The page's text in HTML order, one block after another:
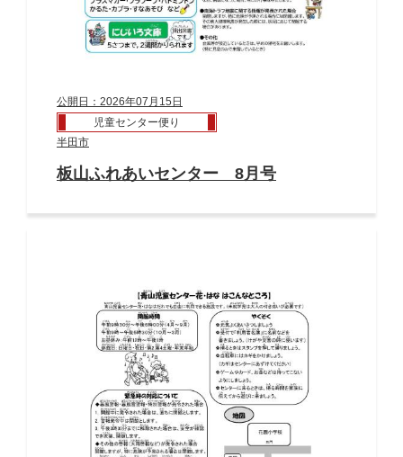
公開日：2026年07月15日
児童センター便り
半田市
板山ふれあいセンター 8月号